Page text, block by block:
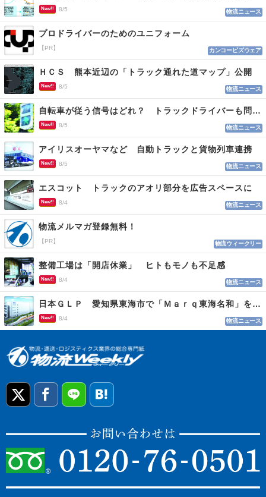
New!! 8/5 物流ニュース
プロドライバーのためのユニフォーム
【PR】 カンコービズウェア
ＨＣＳ 熊本近辺の「トラック通れた道マップ」公開
New!! 8/5 物流ニュース
自転車が従う信号はどれ？ トラックドライバーも問われる認識
New!! 8/5 物流ニュース
アイリスオーヤマなど 自動トラックと貨物列車連携
New!! 8/5 物流ニュース
エスコット トラックのアオリ部分を広告スペースに
New!! 8/4 物流ニュース
物流メルマガ登録無料！
【PR】 物流ウィークリー
整備工場は「開店休業」 ヒトもモノも不足感
New!! 8/4 物流ニュース
日本ＧＬＰ 愛知県東海市で「Ｍａｒｑ東海名和」を開発
New!! 8/4 物流ニュース